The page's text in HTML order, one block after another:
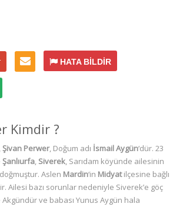
HATA BİLDİR
Kimdir ?
Şivan Perwer, Doğum adı İsmail Aygün‘dür. 23
Şanlıurfa, Siverek, Sarıdam köyünde ailesinin
Aslen Mardin‘in Midyatilçesine bağlı
Ailesi bazı sorunlar nedeniyle Siverek’e göç
ve babası Yunus Aygün hala